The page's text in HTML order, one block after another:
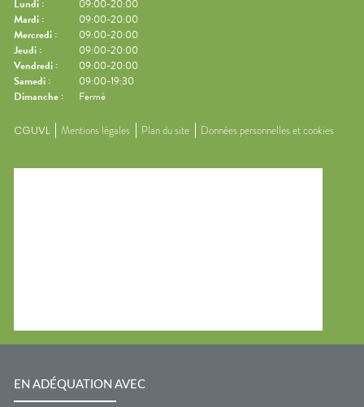
Lundi :
09:00-20:00
Mardi :
09:00-20:00
Mercredi :
09:00-20:00
Jeudi :
09:00-20:00
Vendredi :
09:00-20:00
Samedi :
09:00-19:30
Dimanche : Fermé
CGUVL Mentions légales Plan du site Données personnelles et cookies
EN ADÉQUATION AVEC